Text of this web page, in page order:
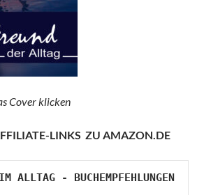
Cover klicken
LINKS ZU AMAZON.DE
ALLTAG - BUCHEMPFEHLUNGEN